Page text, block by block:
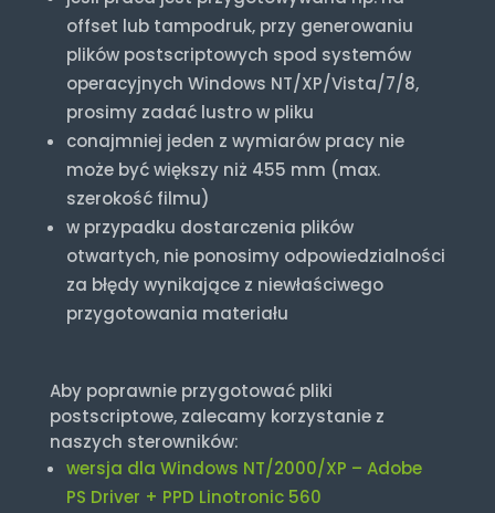
offset lub tampodruk, przy generowaniu
plików postscriptowych spod systemów
operacyjnych Windows NT/XP/Vista/7/8,
prosimy zadać lustro w pliku
conajmniej jeden z wymiarów pracy nie
może być większy niż 455 mm (max.
szerokość filmu)
w przypadku dostarczenia plików
otwartych, nie ponosimy odpowiedzialności
za błędy wynikające z niewłaściwego
przygotowania materiału
Aby poprawnie przygotować pliki
postscriptowe, zalecamy korzystanie z
naszych sterowników:
wersja dla Windows NT/2000/XP – Adobe
PS Driver + PPD Linotronic 560